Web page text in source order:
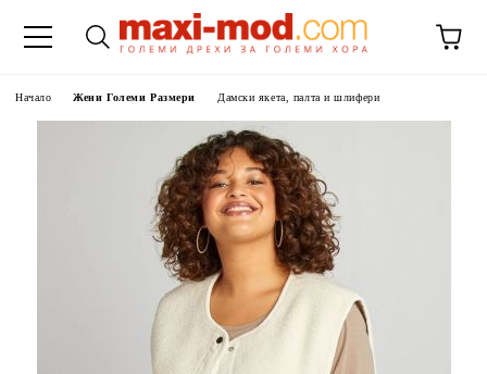
Начало Жени Големи Размери Дамски якета, палта и шлифери